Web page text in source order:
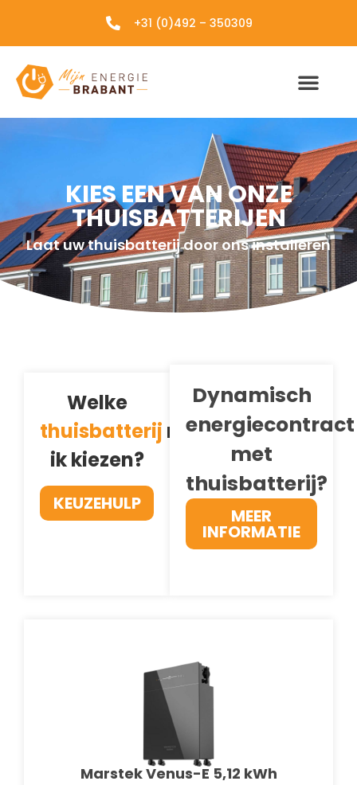
+31 (0)492 – 350309
KIES EEN VAN ONZE
THUISBATTERIJEN
Laat uw thuisbatterij door ons installeren
Welke
thuisbatterij moet
ik kiezen?
KEUZEHULP
Dynamisch
energiecontract
met
thuisbatterij?
MEER
INFORMATIE
Marstek Venus-E 5,12 kWh